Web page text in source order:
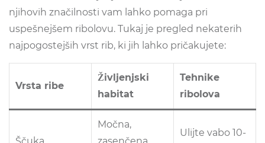
njihovih značilnosti vam lahko pomaga pri
uspešnejšem ribolovu. Tukaj je pregled nekaterih
najpogostejših vrst rib, ki jih lahko pričakujete:
Vrsta ribe
Življenjski
habitat
Tehnike
ribolova
Močna,
Ulijte vabo 10-